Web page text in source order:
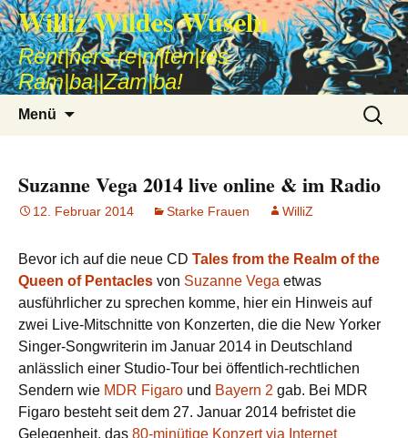
Williz Wildes Wuseln
Rent|ners re|ni|ten|tes
Ram|ba||Zam|ba!
Menü
Suche
nach:
Suzanne Vega 2014 live online & im Radio
12. Februar 2014 Starke Frauen WilliZ
Bevor ich auf die neue CD Tales from the Realm of the
Queen of Pentacles von Suzanne Vega etwas
ausführlicher zu sprechen komme, hier ein Hinweis auf
zwei Live-Mitschnitte von Konzerten, die die New Yorker
Singer-Songwriterin im Januar 2014 in Deutschland
anlässlich einer Studio-Tour bei öffentlich-rechtlichen
Sendern wie MDR Figaro und Bayern 2 gab. Bei MDR
Figaro besteht seit dem 27. Januar 2014 befristet die
Gelegenheit, das 80-minütige Konzert via Internet